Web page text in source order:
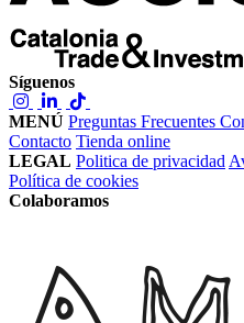
Síguenos
MENÚ Preguntas Frecuentes
Contacto Tienda online
LEGAL Politica de privacidad
Política de cookies
Colaboramos